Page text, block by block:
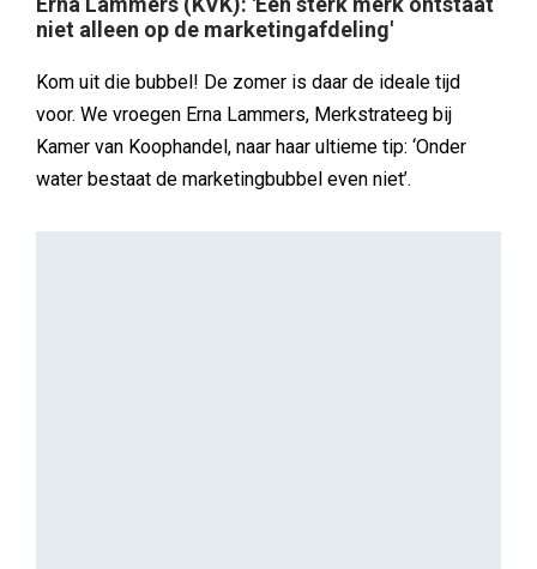
niet alleen op de marketingafdeling'
Kom uit die bubbel! De zomer is daar de ideale tijd
voor. We vroegen Erna Lammers, Merkstrateeg bij
Kamer van Koophandel, naar haar ultieme tip: ‘Onder
water bestaat de marketingbubbel even niet’.